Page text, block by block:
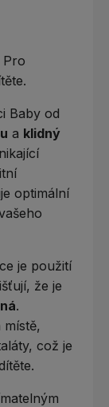
Baby od
a klidný
optimální
je použití
že je
.
což je